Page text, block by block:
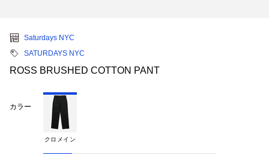
Saturdays NYC
SATURDAYS NYC
ROSS BRUSHED COTTON PANT
カラー
クロメイン